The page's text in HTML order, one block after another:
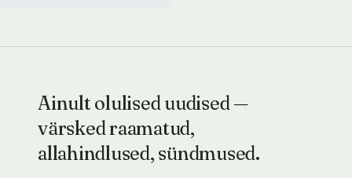
Ainult olulised uudised —
värsked raamatud,
allahindlused, sündmused.